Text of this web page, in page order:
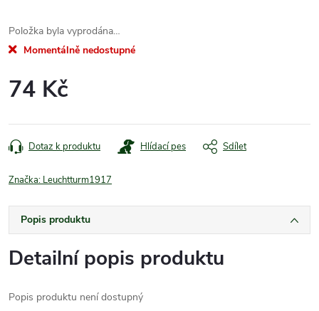
Položka byla vyprodána…
Momentálně nedostupné
74 Kč
cena:
Dotaz k produktu Hlídací pes Sdílet
Značka: Leuchtturm1917
Popis produktu
Detailní popis produktu
Popis produktu není dostupný